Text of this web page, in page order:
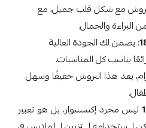
مع شكل قلب جميل، مع
والجمال.
: يضمن لك الجودة العالية
يناسب كل المناسبات.
0.82 جرام، يعد هذا البروش خفيفًا وسهل
ليس مجرد إكسسوار، بل هو تعبير